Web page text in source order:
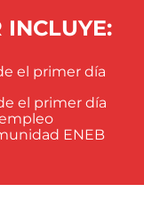
INCLUYE:
el primer día
el primer día
ENEB